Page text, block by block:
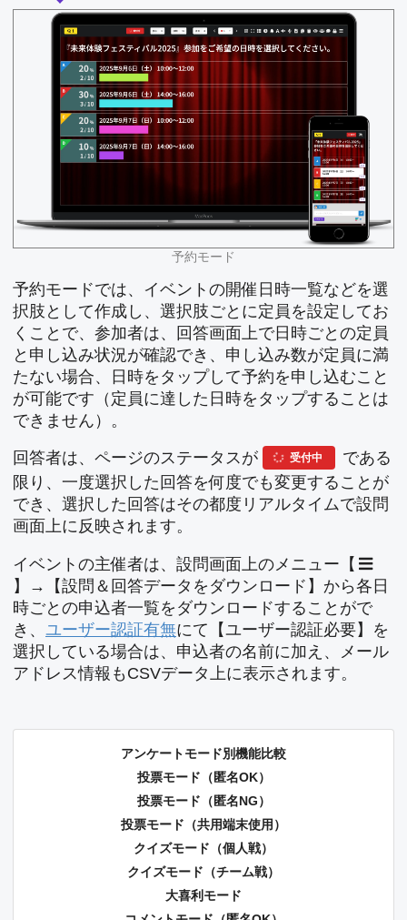
予約モード
予約モードでは、イベントの開催日時一覧などを選
択肢として作成し、選択肢ごとに定員を設定してお
くことで、参加者は、回答画面上で日時ごとの定員
と申し込み状況が確認でき、申し込み数が定員に満
たない場合、日時をタップして予約を申し込むこと
が可能です（定員に達した日時をタップすることは
できません）。
回答者は、ページのステータスが 受付中
である
限り、一度選択した回答を何度でも変更することが
でき、選択した回答はその都度リアルタイムで設問
画面上に反映されます。
イベントの主催者は、設問画面上のメニュー【
】→【設問＆回答データをダウンロード】から各日
時ごとの申込者一覧をダウンロードすることがで
き、 ユーザー認証有無にて【ユーザー認証必要】を
選択している場合は、申込者の名前に加え、メール
アドレス情報もCSVデータ上に表示されます。
アンケートモード別機能比較
投票モード（匿名OK）
投票モード（匿名NG）
投票モード（共用端末使用）
クイズモード（個人戦）
クイズモード（チーム戦）
大喜利モード